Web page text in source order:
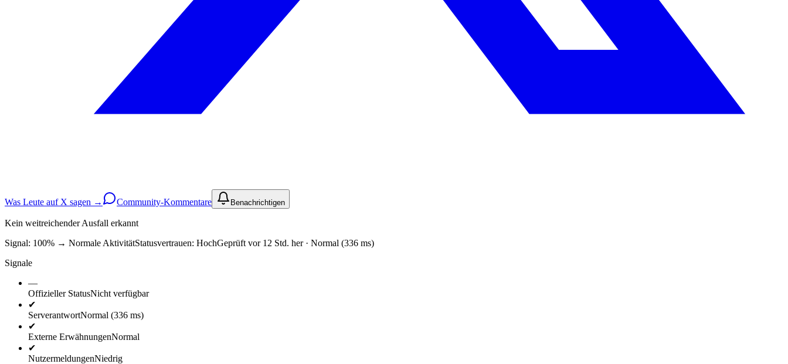
Was Leute auf X sagen → Community-Kommentare Benachrichtigen
Kein weitreichender Ausfall erkannt
Signal: 100% → Normale AktivitätStatusvertrauen: HochGeprüft vor 12 Std. her · Normal (336 ms)
Signale
—
Offizieller StatusNicht verfügbar
✔
ServerantwortNormal (336 ms)
✔
Externe ErwähnungenNormal
✔
NutzermeldungenNiedrig